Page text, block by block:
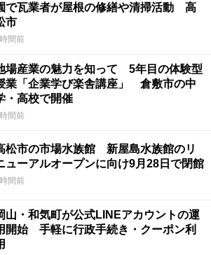
で瓦業者が屋根の修繕や清掃活動 高
市
間前
場産業の魅力を知って 5年目の体験型
業「企業学び楽舎講座」 倉敷市の中
・高校で開催
間前
松市の市場水族館 新屋島水族館のリ
ューアルオープンに向け9月28日で閉館
間前
山・和気町が公式LINEアカウントの運
開始 手軽に行政手続き・クーポン利